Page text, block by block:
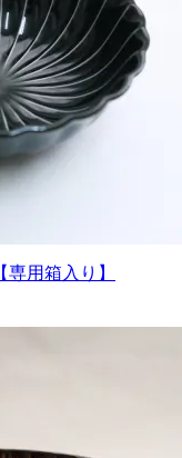
用箱入り】